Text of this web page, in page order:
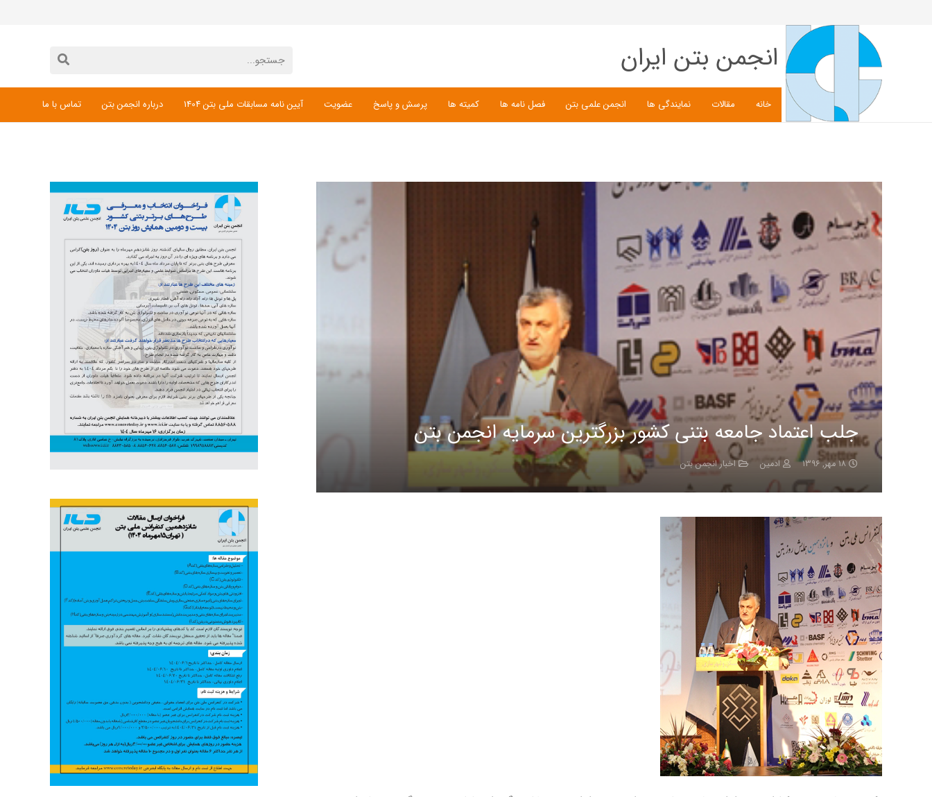
انجمن بتن ایران
خانه مقالات نمایندگی ها انجمن علمی بتن فصل نامه ها کمیته ها پرسش و پاسخ عضویت آیین نامه مسابقات ملی بتن 1404 درباره انجمن بتن تماس با ما
جلب اعتماد جامعه بتنی کشور بزرگترین سرمایه انجمن بتن
۱۸ مهر, ۱۳۹۶ ادمین اخبار انجمن بتن